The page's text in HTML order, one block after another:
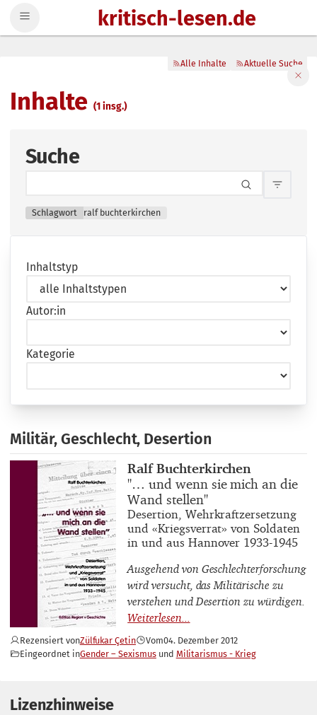
kritisch-lesen.de
Inhalte(1 insg.)
Alle Inhalte Aktuelle Suche
Suche
Schlagwort ralf buchterkirchen
Inhaltstyp
Autor:in
Kategorie
Militär, Geschlecht, Desertion
Buchautor_innen
Ralf Buchterkirchen
Buchtitel
"… und wenn sie mich an die
Wand stellen"
Buchuntertitel
Desertion, Wehrkraftzersetzung
und «Kriegsverrat» von Soldaten
in und aus Hannover 1933-1945
Ausgehend von Geschlechterforschung
wird versucht, das Militärische zu
verstehen und Desertion zu würdigen.
Rezensiert vonZülfukar Çetin Vom04. Dezember 2012
Eingeordnet inGender – Sexismus Militarismus - Krieg
Lizenzhinweise